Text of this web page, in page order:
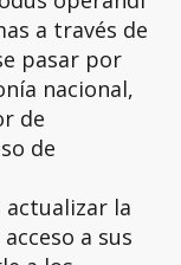
a través de
pasar por
nacional,
de
de
la
a sus